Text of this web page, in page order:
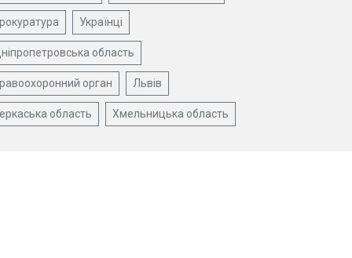
Українці
область
орган Львів
область Хмельницька область